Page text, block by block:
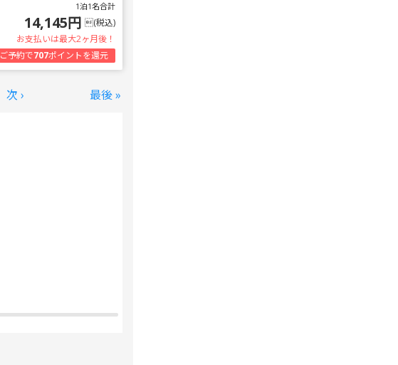
1泊1名合計
14,145円 (税込)
お支払いは最大2ヶ月後！
ご予約で707ポイントを還元
次 › 最後 »